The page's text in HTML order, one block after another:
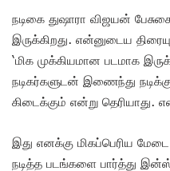
நடிகை துஷாரா விஜயன்
இருக்கிறது. என்னுடைய
‘மிக முக்கியமான படமாக
நடிகர்களுடன் இணைந்து
கிடைக்கும் என்று தெரியாது.
இது எனக்கு மிகப்பெரிய
நடித்த படங்களை பார்த்து